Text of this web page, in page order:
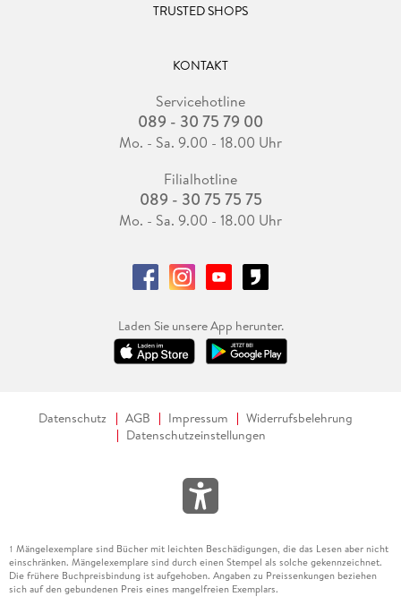
TRUSTED SHOPS
KONTAKT
Servicehotline
089 - 30 75 79 00
Mo. - Sa. 9.00 - 18.00 Uhr
Filialhotline
089 - 30 75 75 75
Mo. - Sa. 9.00 - 18.00 Uhr
Laden Sie unsere App herunter.
Datenschutz AGB Impressum
Widerrufsbelehrung
Datenschutzeinstellungen
1 Mängelexemplare sind Bücher mit leichten Beschädigungen, die das Lesen aber nicht
einschränken. Mängelexemplare sind durch einen Stempel als solche gekennzeichnet.
Die frühere Buchpreisbindung ist aufgehoben. Angaben zu Preissenkungen beziehen
sich auf den gebundenen Preis eines mangelfreien Exemplars.